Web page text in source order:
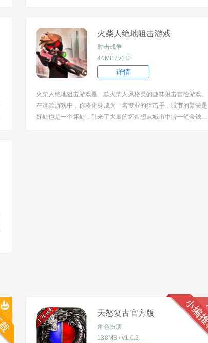
2....
火柴人绝地狙击游戏
射击战争
44MB / v1.0
详情
火柴人绝地狙击游戏是一款火柴人风格类的趣味射击冒险游戏。
在这款游戏中，你将化身成为一名专业的狙击手，城市的繁荣是
好处也是一个坏处，引来了大量的坏蛋想从城市中捞一笔金钱。
天怒复古官方版
角色扮演
138MB / v1.0.2